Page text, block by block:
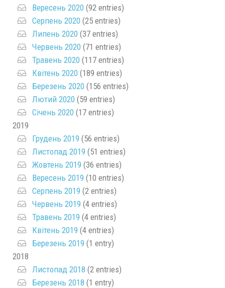
Вересень 2020 (92 entries)
Серпень 2020 (25 entries)
Липень 2020 (37 entries)
Червень 2020 (71 entries)
Травень 2020 (117 entries)
Квітень 2020 (189 entries)
Березень 2020 (156 entries)
Лютий 2020 (59 entries)
Січень 2020 (17 entries)
2019
Грудень 2019 (56 entries)
Листопад 2019 (51 entries)
Жовтень 2019 (36 entries)
Вересень 2019 (10 entries)
Серпень 2019 (2 entries)
Червень 2019 (4 entries)
Травень 2019 (4 entries)
Квітень 2019 (4 entries)
Березень 2019 (1 entry)
2018
Листопад 2018 (2 entries)
Березень 2018 (1 entry)